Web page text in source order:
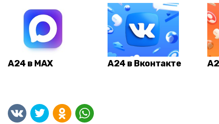
А24 в MAX А24 в Вконтакте